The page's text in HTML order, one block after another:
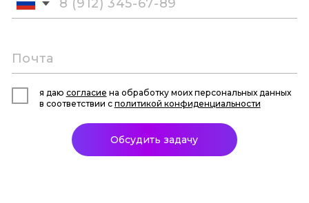
я даю согласие на обработку моих персональных данных
в соответствии с политикой конфиденциальности
Обсудить задачу